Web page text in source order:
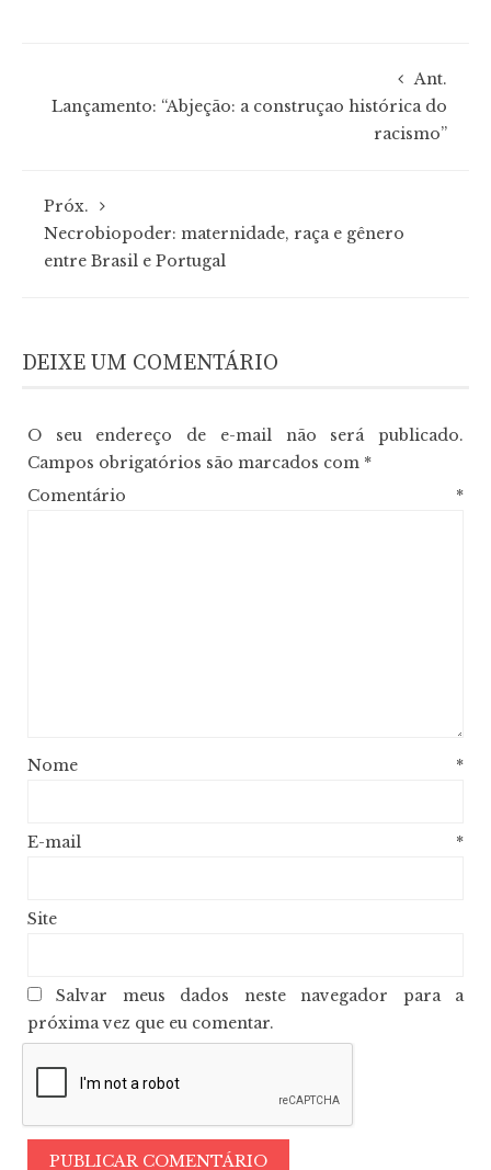
Ant.
Lançamento: “Abjeção: a construçao histórica do
racismo”
Próx.
Necrobiopoder: maternidade, raça e gênero
entre Brasil e Portugal
DEIXE UM COMENTÁRIO
O seu endereço de e-mail não será publicado.
Campos obrigatórios são marcados com *
Comentário *
Nome *
E-mail *
Site
Salvar meus dados neste navegador para a
próxima vez que eu comentar.